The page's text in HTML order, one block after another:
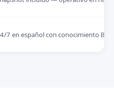
7 en español con conocimiento